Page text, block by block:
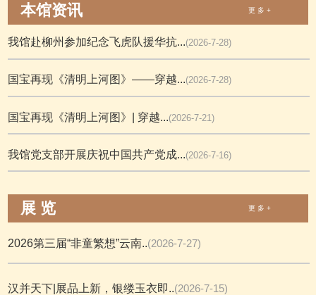
本馆资讯 更 多 +
我馆赴柳州参加纪念飞虎队援华抗...(2026-7-28)
国宝再现《清明上河图》——穿越...(2026-7-28)
国宝再现《清明上河图》| 穿越...(2026-7-21)
我馆党支部开展庆祝中国共产党成...(2026-7-16)
展 览 更 多 +
2026第三届“非童繁想”云南..(2026-7-27)
汉并天下|展品上新，银缕玉衣即..(2026-7-15)